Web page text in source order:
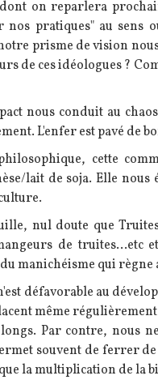
on reparlera
pratiques" au sens
prisme de vision
de ces idéologues ?
nous conduit au
L'enfer est pavé de
cette
lait de soja. Elle
nul doute que
de truites...etc
manichéisme qui règne
défavorable au
même
Par contre, nous
souvent de ferrer de
la multiplication de la